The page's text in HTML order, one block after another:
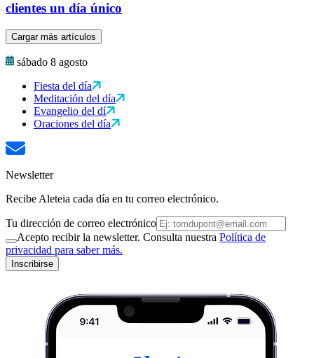
clientes un día único
Cargar más artículos
sábado 8 agosto
Fiesta del día
Meditación del día
Evangelio del dí
Oraciones del día
Newsletter
Recibe Aleteia cada día en tu correo electrónico.
Tu dirección de correo electrónico
Acepto recibir la newsletter. Consulta nuestra Política de
privacidad para saber más.
Inscribirse